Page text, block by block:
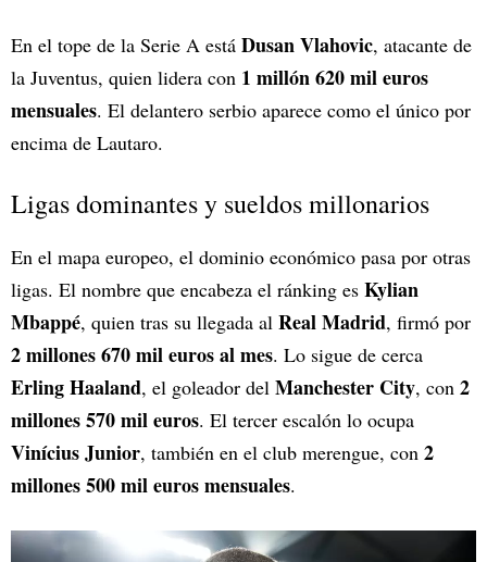
En el tope de la Serie A está Dusan Vlahovic, atacante de
la Juventus, quien lidera con 1 millón 620 mil euros
mensuales. El delantero serbio aparece como el único por
encima de Lautaro.
Ligas dominantes y sueldos millonarios
En el mapa europeo, el dominio económico pasa por otras
ligas. El nombre que encabeza el ránking es Kylian
Mbappé, quien tras su llegada al Real Madrid, firmó por
2 millones 670 mil euros al mes. Lo sigue de cerca
Erling Haaland, el goleador del Manchester City, con 2
millones 570 mil euros. El tercer escalón lo ocupa
Vinícius Junior, también en el club merengue, con 2
millones 500 mil euros mensuales.